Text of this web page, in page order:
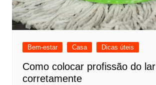
Bem-estar Casa Dicas úteis
Como colocar profissão do lar
corretamente